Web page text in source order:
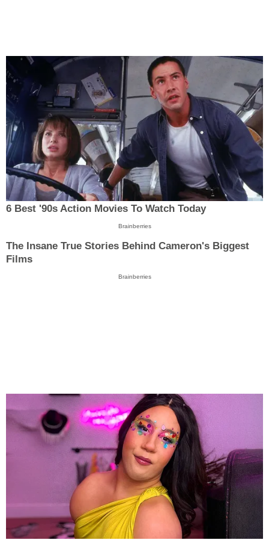
6 Best '90s Action Movies To Watch Today
Brainberries
The Insane True Stories Behind Cameron's Biggest
Films
Brainberries